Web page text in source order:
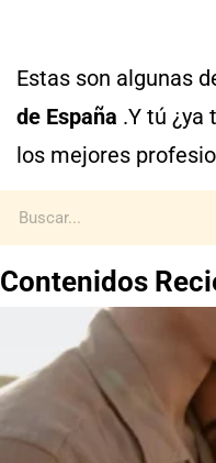
Estas son algunas
de España .Y tú ¿ya
los mejores
Contenidos